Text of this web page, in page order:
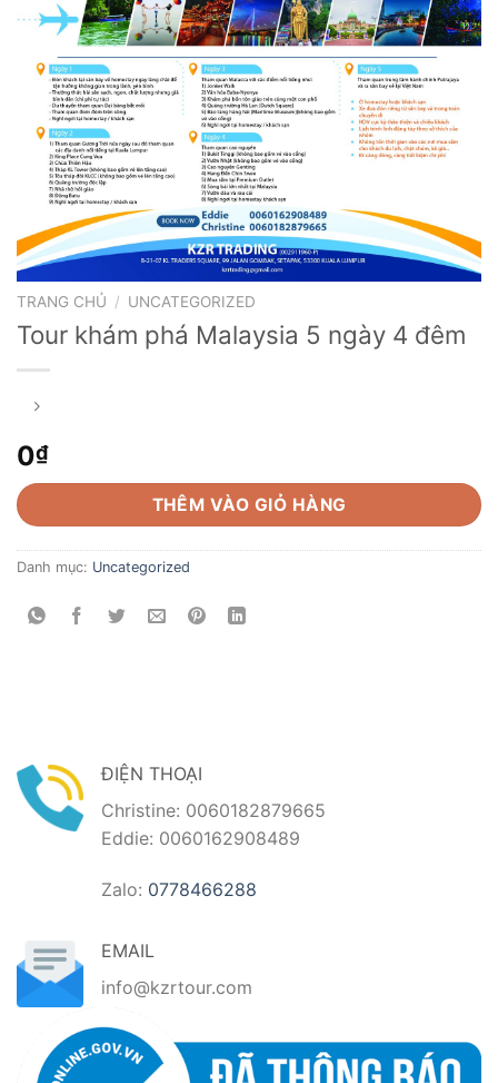
TRANG CHỦ / UNCATEGORIZED
Tour khám phá Malaysia 5 ngày 4 đêm
0₫
THÊM VÀO GIỎ HÀNG
Danh mục: Uncategorized
ĐIỆN THOẠI
Christine: 0060182879665
Eddie: 0060162908489
Zalo: 0778466288
EMAIL
info@kzrtour.com